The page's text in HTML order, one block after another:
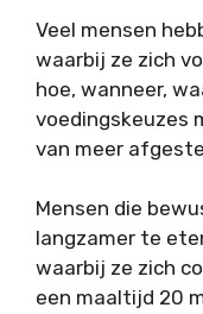
Veel mensen
waarbij ze zich
hoe, wanneer,
voedingskeuzes
van meer
Mensen die
langzamer te
waarbij ze zich
een maaltijd 20